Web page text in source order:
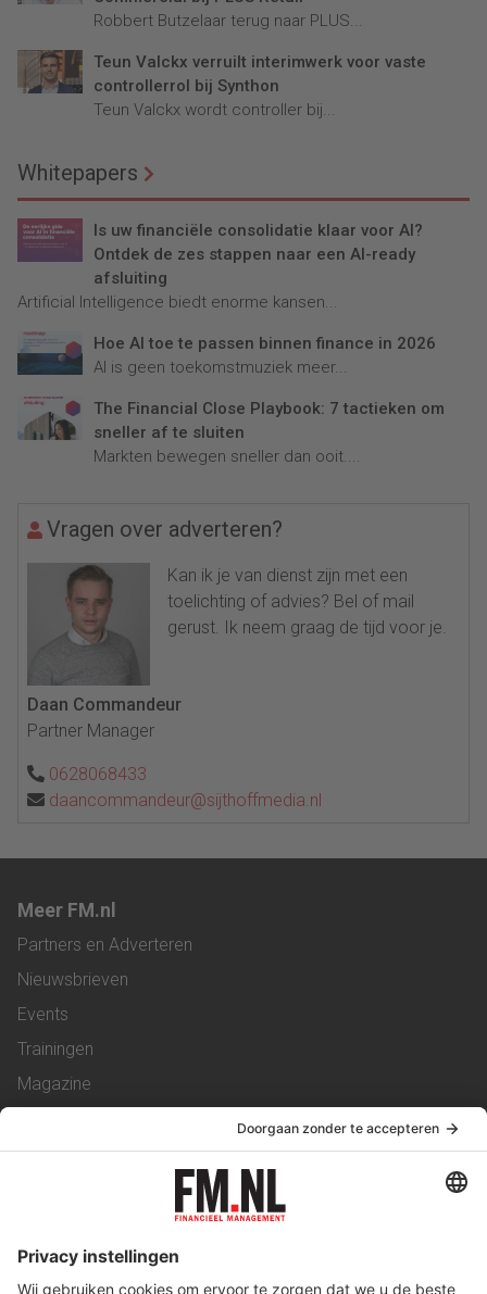
Robbert Butzelaar terug naar PLUS...
Teun Valckx verruilt interimwerk voor vaste
controllerrol bij Synthon
Teun Valckx wordt controller bij...
Whitepapers
Is uw financiële consolidatie klaar voor AI?
Ontdek de zes stappen naar een AI-ready
afsluiting
Artificial Intelligence biedt enorme kansen...
Hoe AI toe te passen binnen finance in 2026
AI is geen toekomstmuziek meer...
The Financial Close Playbook: 7 tactieken om
sneller af te sluiten
Markten bewegen sneller dan ooit....
Vragen over adverteren?
Kan ik je van dienst zijn met een
toelichting of advies? Bel of mail
gerust. Ik neem graag de tijd voor je.
Daan Commandeur
Partner Manager
0628068433
daancommandeur@sijthoffmedia.nl
Meer FM.nl
Partners en Adverteren
Nieuwsbrieven
Events
Trainingen
Magazine
Service & Contact
Werken bij ons